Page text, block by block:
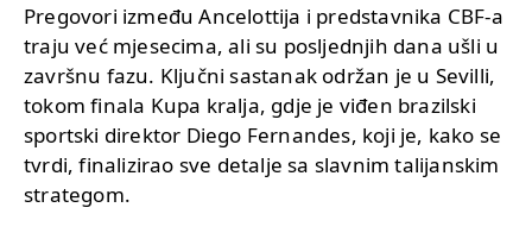
Pregovori između Ancelottija i predstavnika CBF-a
traju već mjesecima, ali su posljednjih dana ušli u
završnu fazu. Ključni sastanak održan je u Sevilli,
tokom finala Kupa kralja, gdje je viđen brazilski
sportski direktor Diego Fernandes, koji je, kako se
tvrdi, finalizirao sve detalje sa slavnim talijanskim
strategom.